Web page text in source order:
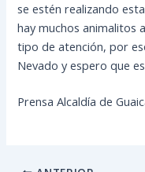
se estén realizando
hay muchos animalitos
tipo de atención, por
Nevado y espero que
Prensa Alcaldía de